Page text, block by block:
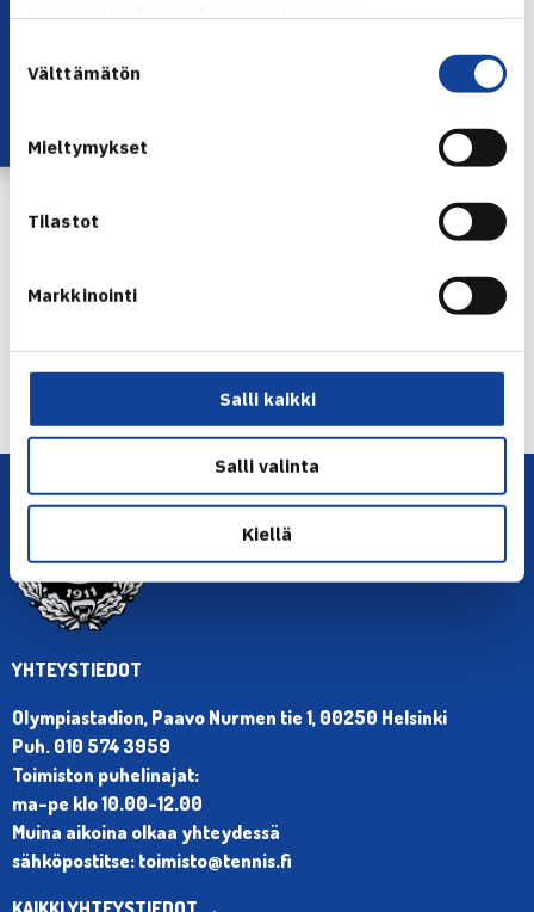
valinta
Välttämätön
Mieltymykset
Tilastot
Markkinointi
Salli kaikki
Salli valinta
Kiellä
Seuraava uutinen: Jarkko Nieminen ja… →
Lataa OmaTennis!
YHTEYSTIEDOT
Olympiastadion, Paavo Nurmen tie 1, 00250 Helsinki
Puh. 010 574 3959
Toimiston puhelinajat:
ma-pe klo 10.00-12.00
Muina aikoina olkaa yhteydessä
sähköpostitse: toimisto@tennis.fi